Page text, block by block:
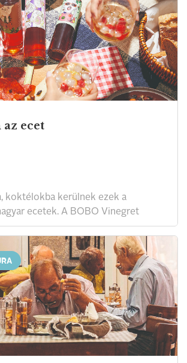
ecet
koktélokba kerülnek ezek a
ecetek. A BOBO Vinegret